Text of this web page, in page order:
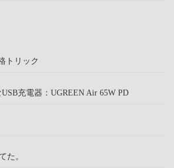
トリック
充電器：UGREEN Air 65W PD
た。